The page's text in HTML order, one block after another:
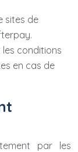
sites de
les conditions
en cas de
par les